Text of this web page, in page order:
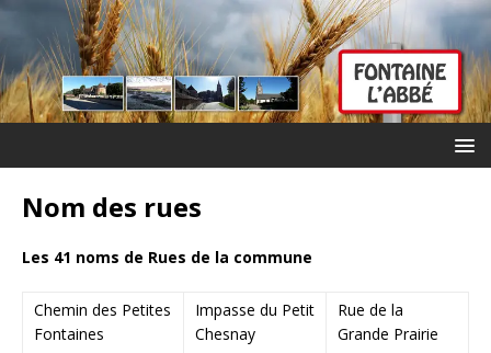
Nom des rues
Les 41 noms de Rues de la commune
Chemin des Petites
Fontaines
Impasse du Petit
Chesnay
Rue de la
Grande Prairie